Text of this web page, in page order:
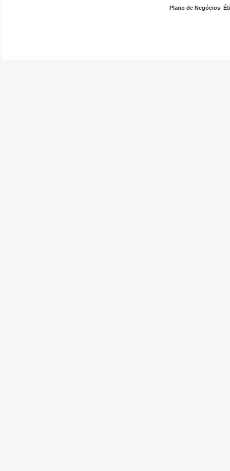
Plano de Negócios ,